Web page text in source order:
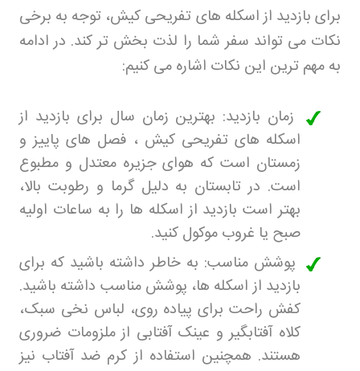
برای بازدید از اسکله های تفریحی کیش، توجه به برخی
نکات می تواند سفر شما را لذت بخش تر کند. در ادامه
به مهم ترین این نکات اشاره می کنیم:
زمان بازدید: بهترین زمان سال برای بازدید از
اسکله های تفریحی کیش ، فصل های پاییز و
زمستان است که هوای جزیره معتدل و مطبوع
است. در تابستان به دلیل گرما و رطوبت بالا،
بهتر است بازدید از اسکله ها را به ساعات اولیه
صبح یا غروب موکول کنید.
پوشش مناسب: به خاطر داشته باشید که برای
بازدید از اسکله ها، پوشش مناسب داشته باشید.
کفش راحت برای پیاده روی، لباس نخی سبک،
کلاه آفتابگیر و عینک آفتابی از ملزومات ضروری
هستند. همچنین استفاده از کرم ضد آفتاب نیز